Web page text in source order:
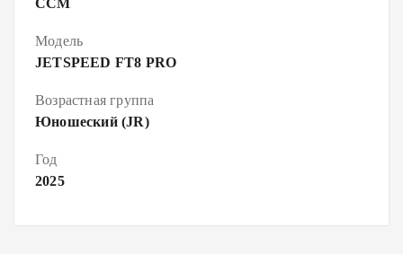
CCM
Модель
JETSPEED FT8 PRO
Возрастная группа
Юношеский (JR)
Год
2025